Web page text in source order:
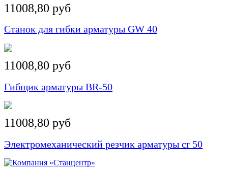
11008,80 руб
Станок для гибки арматуры GW 40
11008,80 руб
Гибщик арматуры BR-50
11008,80 руб
Электромеханический резчик арматуры cr 50